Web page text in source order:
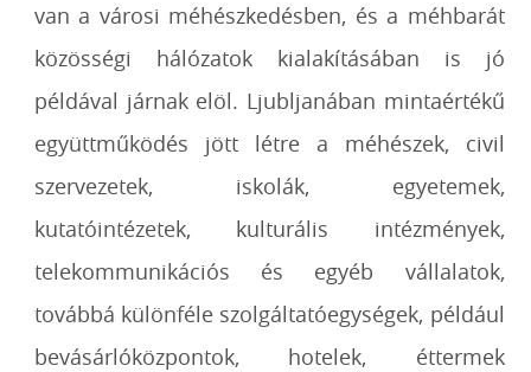
van a városi méhészkedésben, és a méhbarát
közösségi hálózatok kialakításában is jó
példával járnak elöl. Ljubljanában mintaértékű
együttműködés jött létre a méhészek, civil
szervezetek, iskolák, egyetemek,
kutatóintézetek, kulturális intézmények,
telekommunikációs és egyéb vállalatok,
továbbá különféle szolgáltatóegységek, például
bevásárlóközpontok, hotelek, éttermek